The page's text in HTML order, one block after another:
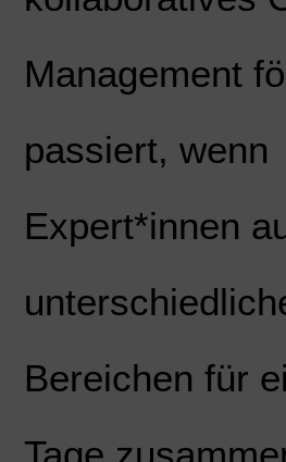
Management
passiert, wenn
Expert*innen
Bereichen für